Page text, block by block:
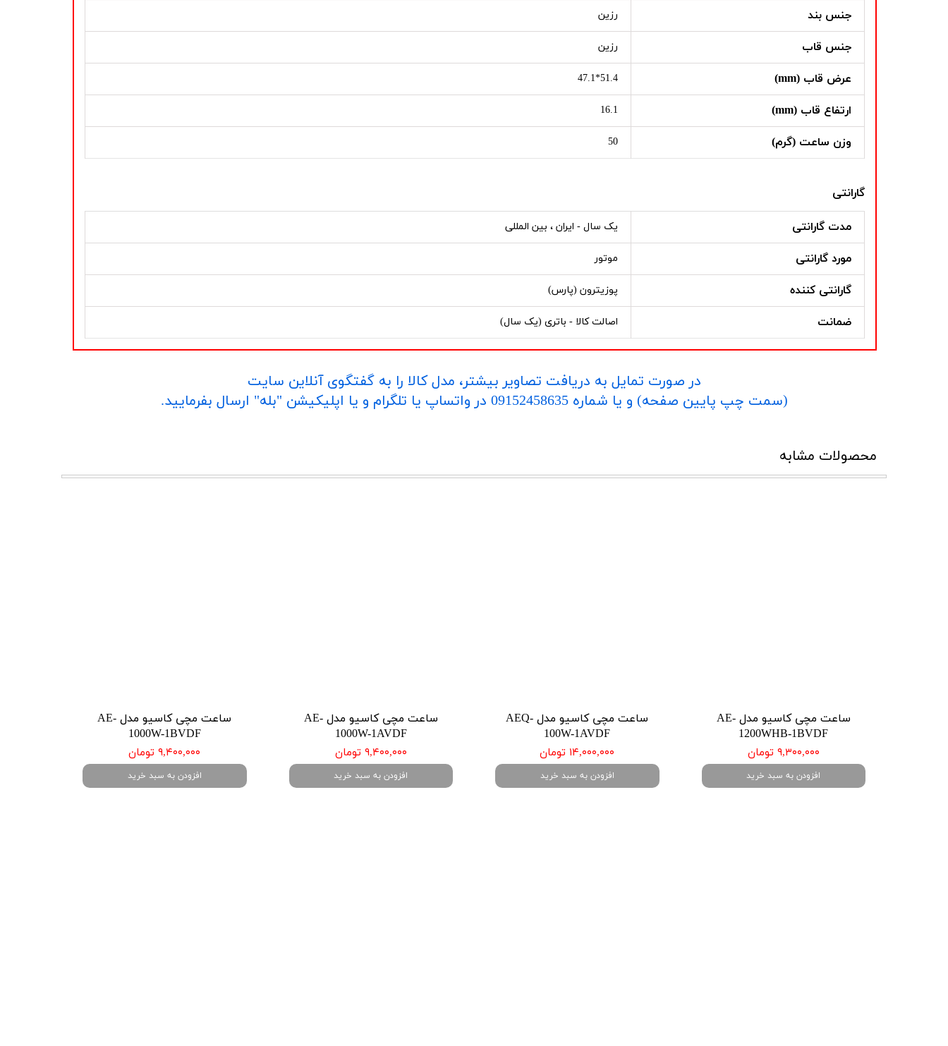
جنس بند رزین
جنس قاب رزین
عرض قاب (mm) 51.4*47.1
ارتفاع قاب (mm) 16.1
وزن ساعت (گرم) 50
گارانتی
مدت گارانتی یک سال - ایران ، بین المللی
مورد گارانتی موتور
گارانتی کننده پوزیترون (پارس)
ضمانت اصالت کالا - باتری (یک سال)
در صورت تمایل به دریافت تصاویر بیشتر، مدل کالا را به گفتگوی آنلاین سایت
​​​​​​​(سمت چپ پایین صفحه) و یا شماره 09152458635 در واتساپ یا تلگرام و یا اپلیکیشن "بله" ارسال بفرمایید.
محصولات مشابه
ساعت مچی کاسیو مدل AE-
1200WHB-1BVDF
۹,۳۰۰,۰۰۰ تومان
افزودن به سبد خرید
ساعت مچی کاسیو مدل AEQ-
100W-1AVDF
۱۴,۰۰۰,۰۰۰ تومان
افزودن به سبد خرید
ساعت مچی کاسیو مدل AE-
1000W-1AVDF
۹,۴۰۰,۰۰۰ تومان
افزودن به سبد خرید
ساعت مچی کاسیو مدل AE-
1000W-1BVDF
۹,۴۰۰,۰۰۰ تومان
افزودن به سبد خرید